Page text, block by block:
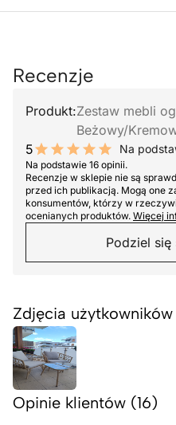
Recenzje
Produkt:Zestaw mebli
Beżowy/
5
10 out of 10 stars
Na
Na podstawie 16 opinii.
Recenzje w sklepie nie są
przed ich publikacją. Mogą one
konsumentów, którzy w
ocenianych produktów. Więcej
Podziel
Zdjęcia użytkowników
Opinie klientów (16)